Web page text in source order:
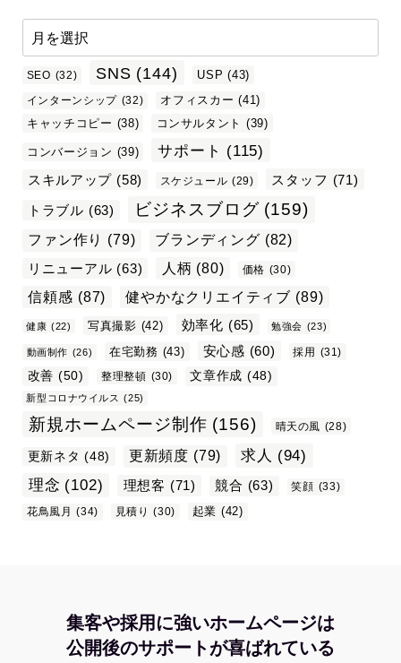
SEO (32) SNS (144) USP (43)
インターンシップ (32) オフィスカー (41)
キャッチコピー (38) コンサルタント (39)
コンバージョン (39) サポート (115)
スキルアップ (58) スケジュール (29) スタッフ (71)
トラブル (63) ビジネスブログ (159)
ファン作り (79) ブランディング (82)
リニューアル (63) 人柄 (80) 価格 (30)
信頼感 (87) 健やかなクリエイティブ (89)
健康 (22) 写真撮影 (42) 効率化 (65) 勉強会 (23)
動画制作 (26) 在宅勤務 (43) 安心感 (60) 採用 (31)
改善 (50) 整理整頓 (30) 文章作成 (48)
新型コロナウイルス (25)
新規ホームページ制作 (156) 晴天の風 (28)
更新ネタ (48) 更新頻度 (79) 求人 (94)
理念 (102) 理想客 (71) 競合 (63) 笑顔 (33)
花鳥風月
(34) 見積り (30) 起業 (42)
集客や採用に強いホームページは
公開後のサポートが喜ばれている